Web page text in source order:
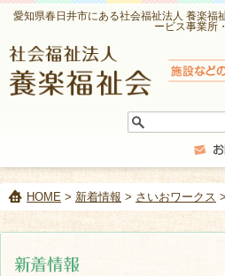
愛知県春日井市にある社会福祉法人 養楽福
ービス事業所
HOME > 新着情報 > さいおワークス